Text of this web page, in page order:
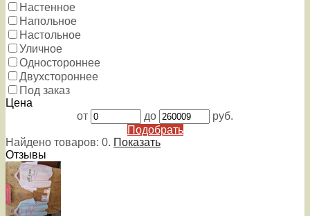
Настенное
Напольное
Настольное
Уличное
Одностороннее
Двухстороннее
Под заказ
Цена
от
до
руб.
Подобрать
Найдено товаров: 0. Показать
Отзывы